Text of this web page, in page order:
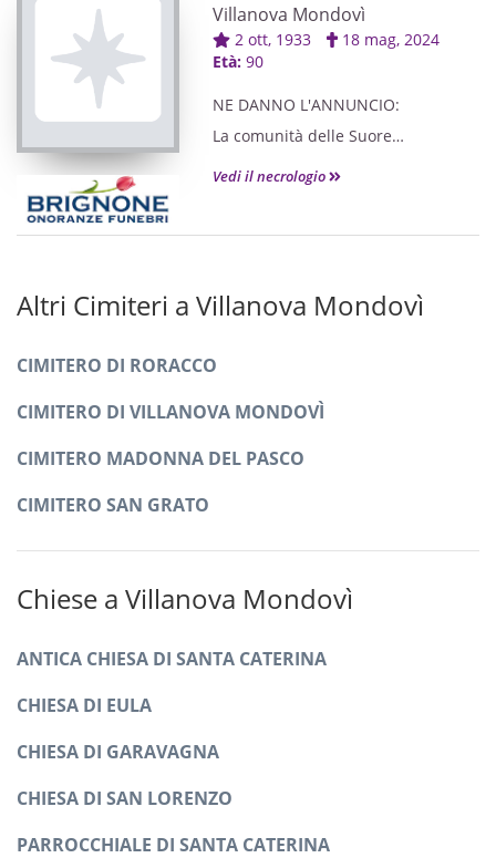
Altri Cimiteri a Villanova Mondovì
CIMITERO DI RORACCO
CIMITERO DI VILLANOVA MONDOVÌ
CIMITERO MADONNA DEL PASCO
CIMITERO SAN GRATO
Chiese a Villanova Mondovì
ANTICA CHIESA DI SANTA CATERINA
CHIESA DI EULA
CHIESA DI GARAVAGNA
CHIESA DI SAN LORENZO
PARROCCHIALE DI SANTA CATERINA
Villanova Mondovì
2 ott, 1933
18 mag, 2024
Età: 90
NE DANNO L'ANNUNCIO:
La comunità delle Suore
Missionarie della Passione di
Vedi il necrologio